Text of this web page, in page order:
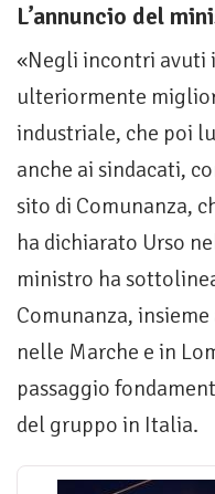
L’annuncio del
«Negli incontri avuti
ulteriormente
industriale, che poi
anche ai sindacati,
sito di Comunanza,
ha dichiarato Urso
ministro ha
Comunanza,
nelle Marche e in
passaggio
del gruppo in Italia.